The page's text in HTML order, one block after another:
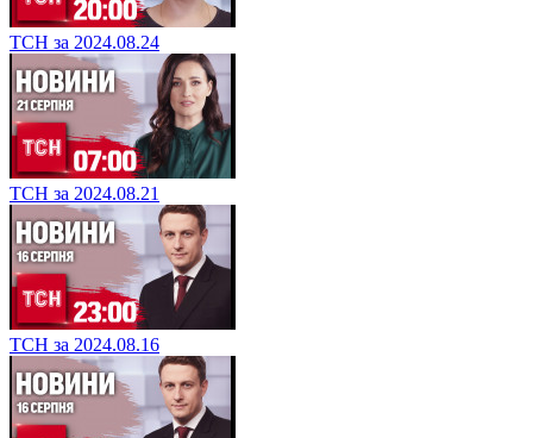
ТСН за 2024.08.24
ТСН за 2024.08.21
ТСН за 2024.08.16